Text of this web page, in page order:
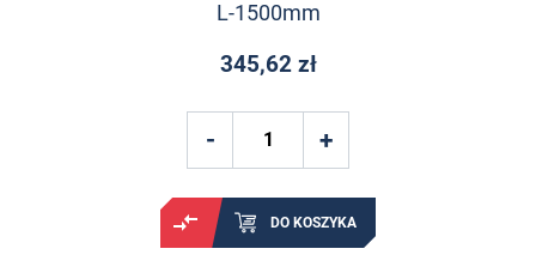
L-1500mm
345,62 zł
DO KOSZYKA